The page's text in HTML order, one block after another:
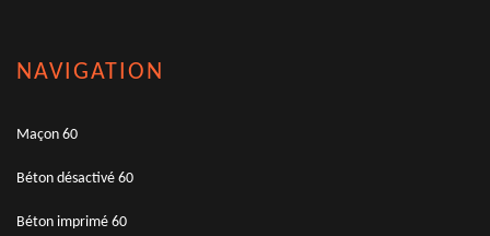
NAVIGATION
Maçon 60
Béton désactivé 60
Béton imprimé 60